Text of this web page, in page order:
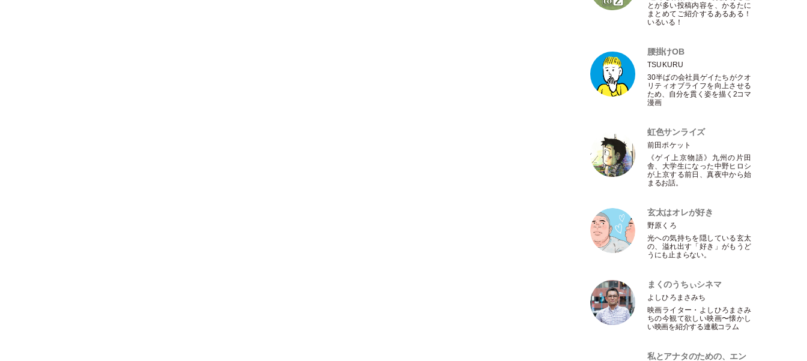
とが多い投稿内容を、かるたに
まとめてご紹介するあるある！
いるいる！
腰掛けOB
TSUKURU
30半ばの会社員ゲイたちがクオ
リティオブライフを向上させる
ため、自分を貫く姿を描く2コマ
漫画
虹色サンライズ
前田ポケット
《ゲイ上京物語》九州の片田
舎、大学生になった中野ヒロシ
が上京する前日、真夜中から始
まるお話。
玄太はオレが好き
野原くろ
光への気持ちを隠している玄太
の、溢れ出す 「好き 」がもうど
うにも止まらない。
まくのうちぃシネマ
よしひろまさみち
映画ライター ・ よしひろまさみ
ちの今観て欲しい映画〜懐かし
い映画を紹介する連載コラム
私とアナタのための、エン